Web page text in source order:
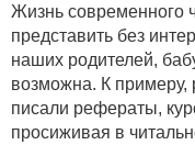
Жизнь современного
представить без
наших родителей,
возможна. К примеру,
писали рефераты,
просиживая в